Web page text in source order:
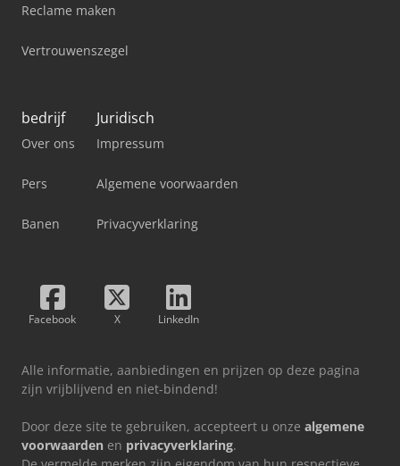
Reclame maken
Vertrouwenszegel
bedrijf
Over ons
Pers
Banen
Juridisch
Impressum
Algemene voorwaarden
Privacyverklaring
Facebook X LinkedIn
Alle informatie, aanbiedingen en prijzen op deze pagina
zijn vrijblijvend en niet-bindend!
Door deze site te gebruiken, accepteert u onze algemene
voorwaarden en privacyverklaring.